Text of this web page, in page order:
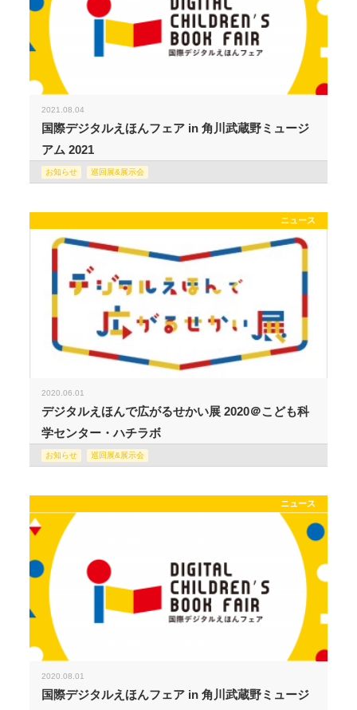
2021.08.04
国際デジタルえほんフェア in 角川武蔵野ミュージ
アム 2021
お知らせ 巡回展&展示会
ニュース
2020.06.01
デジタルえほんで広がるせかい展 2020＠こども科
学センター・ハチラボ
お知らせ 巡回展&展示会
ニュース
2020.08.01
国際デジタルえほんフェア in 角川武蔵野ミュージ